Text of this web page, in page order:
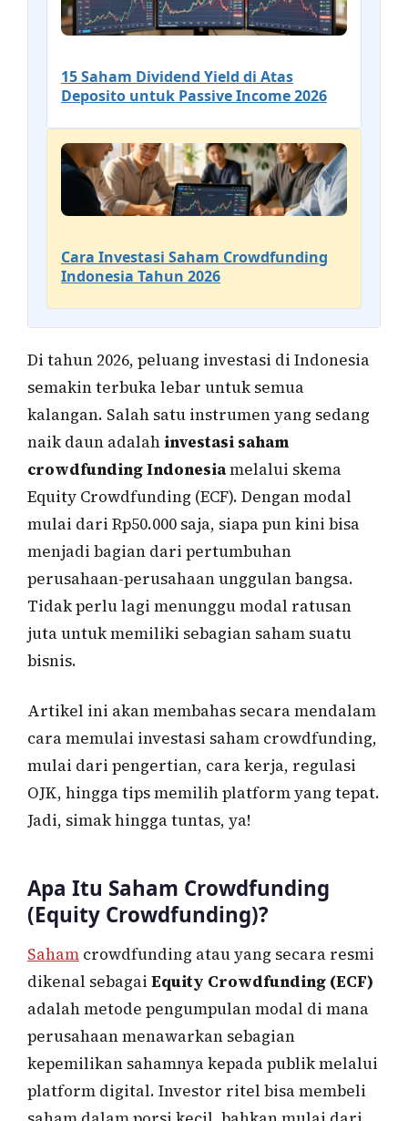
15 Saham Dividend Yield di Atas
Deposito untuk Passive Income 2026
Cara Investasi Saham Crowdfunding
Indonesia Tahun 2026
Di tahun 2026, peluang investasi di Indonesia
semakin terbuka lebar untuk semua
kalangan. Salah satu instrumen yang sedang
naik daun adalahinvestasi saham
crowdfunding Indonesiamelalui skema
Equity Crowdfunding (ECF). Dengan modal
mulai dari Rp50.000 saja, siapa pun kini bisa
menjadi bagian dari pertumbuhan
perusahaan-perusahaan unggulan bangsa.
Tidak perlu lagi menunggu modal ratusan
juta untuk memiliki sebagian saham suatu
bisnis.
Artikel ini akan membahas secara mendalam
cara memulai investasi saham crowdfunding,
mulai dari pengertian, cara kerja, regulasi
OJK, hingga tips memilih platform yang tepat.
Jadi, simak hingga tuntas, ya!
Apa Itu Saham Crowdfunding
(Equity Crowdfunding)?
Saham crowdfunding atau yang secara resmi
dikenal sebagai Equity Crowdfunding (ECF)
adalah metode pengumpulan modal di mana
perusahaan menawarkan sebagian
kepemilikan sahamnya kepada publik melalui
platform digital. Investor ritel bisa membeli